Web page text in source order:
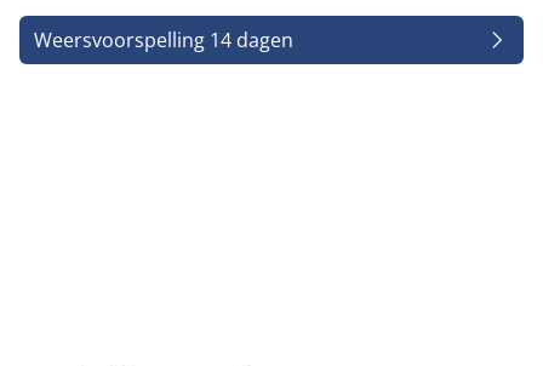
Weersvoorspelling 14 dagen